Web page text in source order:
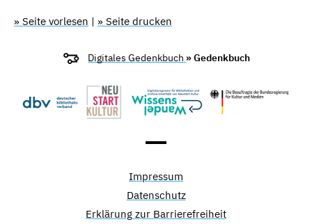
» Seite vorlesen | » Seite drucken
Digitales Gedenkbuch » Gedenkbuch
Impressum
Datenschutz
Erklärung zur Barrierefreiheit